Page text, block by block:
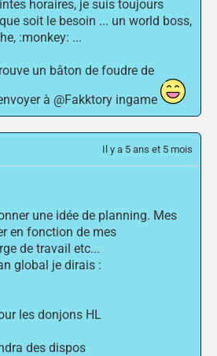
horaires, je suis toujours
soit le besoin ... un world boss,
:monkey: ...
un bâton de foudre de
à @Fakktory ingame
Il y a 5 ans et 5 mois
une idée de planning. Mes
en fonction de mes
de travail etc...
global je dirais :
les donjons HL
des dispos